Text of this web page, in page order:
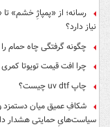
رسانه؛ از «پمپاژِ خشم»
نیاز دارد؟
چگونه گرفتگی چاه حمام
چرا افت قیمت تویوتا
چاپ uv dtf چیست؟
شکافِ عمیق میان دستمزد
سیاست‌هایِ حمایتی هشدار